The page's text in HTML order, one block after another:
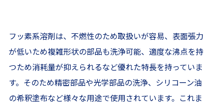
フッ素系溶剤は、不燃性のため取扱いが容易、表面張力
が低いため複雑形状の部品も洗浄可能、適度な沸点を持
つため消耗量が抑えられるなど優れた特長を持っていま
す。そのため精密部品や光学部品の洗浄、シリコーン油
の希釈塗布など様々な用途で使用されています。これま